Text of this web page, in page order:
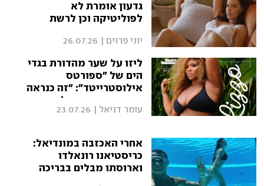
גדעון אומרת לא
לפוליטיקה וכן לרשת
יוני פרוים 26.07.26
ליזו על שער מהדורת בגדי
הים של "ספורטס
אילוסטרייטד": "זה כנראה
יעצבן אנשים, אבל אתם
יודעים מה? תמשיכו
עומר דניאל 23.07.26
אחרי האכזבה במונדיאל:
כריסטיאנו רונאלדו
וארוסתו מבלים בבריכה